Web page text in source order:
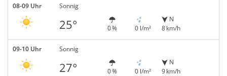
08-09 Uhr Sonnig
25° 0 % 0 l/m²
N
8 km/h
09-10 Uhr Sonnig
27° 0 % 0 l/m²
N
9 km/h